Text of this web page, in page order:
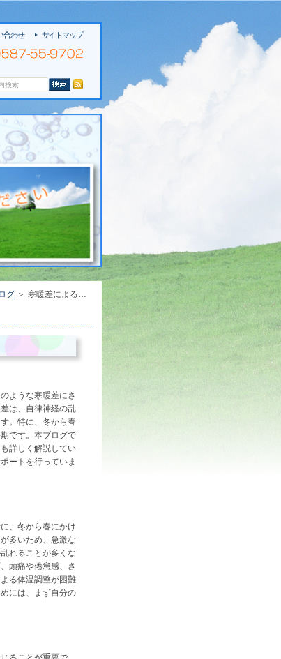
合わせ サイトマップ
グ 寒暖差による体調不良と接骨院[江南市/接骨院/交通事故/施術］
ような寒暖差にさ
は、自律神経の乱
。特に、冬から春
です。本ブログで
詳しく解説してい
ートを行っていま
、冬から春にかけ
多いため、急激な
れることが多くな
頭痛や倦怠感、さ
る体温調整が困難
には、まず自分の